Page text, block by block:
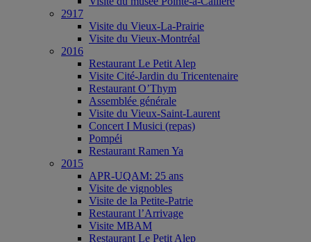
2917
Visite du Vieux-La-Prairie
Visite du Vieux-Montréal
2016
Restaurant Le Petit Alep
Visite Cité-Jardin du Tricentenaire
Restaurant O’Thym
Assemblée générale
Visite du Vieux-Saint-Laurent
Concert I Musici (repas)
Pompéi
Restaurant Ramen Ya
2015
APR-UQAM: 25 ans
Visite de vignobles
Visite de la Petite-Patrie
Restaurant l’Arrivage
Visite MBAM
Restaurant Le Petit Alep